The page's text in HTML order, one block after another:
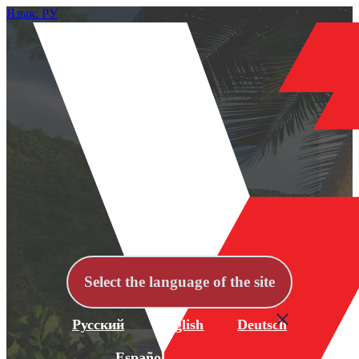
Язык: РУ
Select the language of the site
Русский English Deutsch